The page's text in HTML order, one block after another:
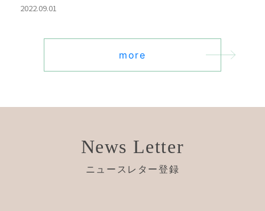
2022.09.01
more
News Letter
ニュースレター登録